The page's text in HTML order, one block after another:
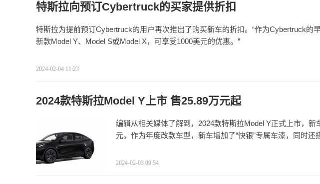
特斯拉向预订Cybertruck的买家提供折扣
特斯拉为提前预订Cybertruck的用户再次推出了购买新车的折扣。“作为Cybertruck的
新款Model Y、Model S或Model X，可享受1000美元的优惠。”
2024-02-04 11:23
2024款特斯拉Model Y上市 售25.89万元起
编辑从相关媒体了解到，2024款特斯拉Model Y正式上市，新
元。作为年度改款车型，新车增加了“快银”专属车漆，同时还
2024-02-03 09:54